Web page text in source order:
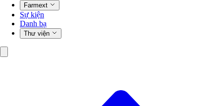
Farmext
Sự kiện
Danh bạ
Thư viện